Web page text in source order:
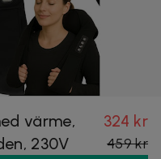
värme,
230V
324 kr
459 kr